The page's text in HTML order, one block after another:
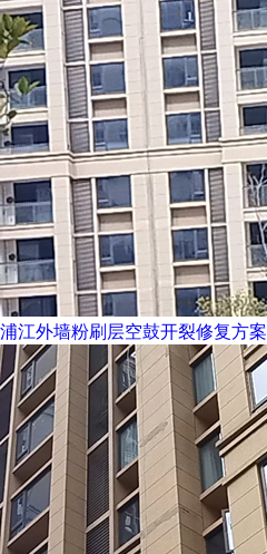
浦江外墙粉刷层空鼓开裂修复方案